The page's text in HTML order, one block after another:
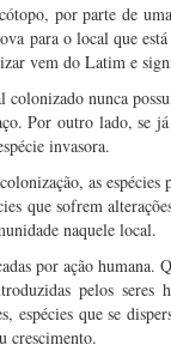
por parte de
para o local que
vem do Latim e
colonizado nunca
Por outro lado, se
invasora.
as
que sofrem
naquele local.
por ação humana.
pelos
que se
crescimento.